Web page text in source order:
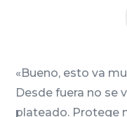
«Bueno, esto va
Desde fuera no se
plateado. Protege